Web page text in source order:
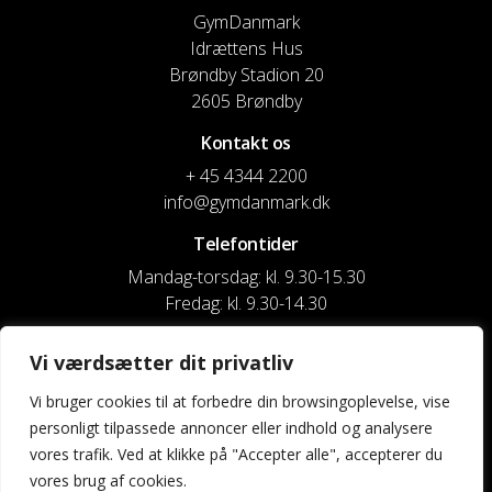
Vi værdsætter dit privatliv
Vi bruger cookies til at forbedre din browsingoplevelse, vise
personligt tilpassede annoncer eller indhold og analysere
vores trafik. Ved at klikke på "Accepter alle", accepterer du
vores brug af cookies.
GymDanmark
Idrættens Hus
Brøndby Stadion 20
2605 Brøndby
Kontakt os
+ 45 4344 2200
info@gymdanmark.dk
Telefontider
Mandag-torsdag: kl. 9.30-15.30
Fredag: kl. 9.30-14.30
CVR nr. 20916818
Reg. & Kontonr.: 4180 3119119022
Privatlivspolitik og cookies